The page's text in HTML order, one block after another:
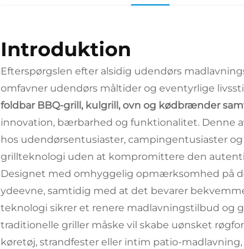
Introduktion
Efterspørgslen efter alsidig udendørs
omfavner udendørs måltider og eventyrlige
foldbar BBQ-grill, kulgrill, ovn og kødbrænder
innovation, bærbarhed og funktionalitet. Denne
hos udendørsentusiaster, campingentusiaster
grillteknologi uden at kompromittere den
Designet med omhyggelig opmærksomhed på
ydeevne, samtidig med at det bevarer
teknologi sikrer et renere madlavningstilbud og
traditionelle griller måske vil skabe uønsket
køretøj, strandfester eller intim patio-